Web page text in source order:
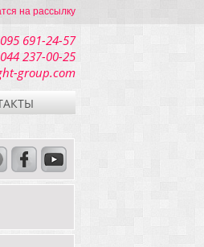
на рассылку
095 691-24-57
044 237-00-25
group.com